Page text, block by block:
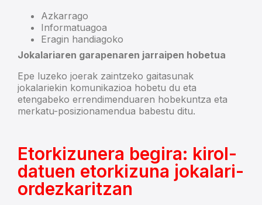
Azkarrago
Informatuagoa
Eragin handiagoko
Jokalariaren garapenaren jarraipen hobetua
Epe luzeko joerak zaintzeko gaitasunak
jokalariekin komunikazioa hobetu du eta
etengabeko errendimenduaren hobekuntza eta
merkatu-posizionamendua babestu ditu.
Etorkizunera begira: kirol-
datuen etorkizuna jokalari-
ordezkaritzan